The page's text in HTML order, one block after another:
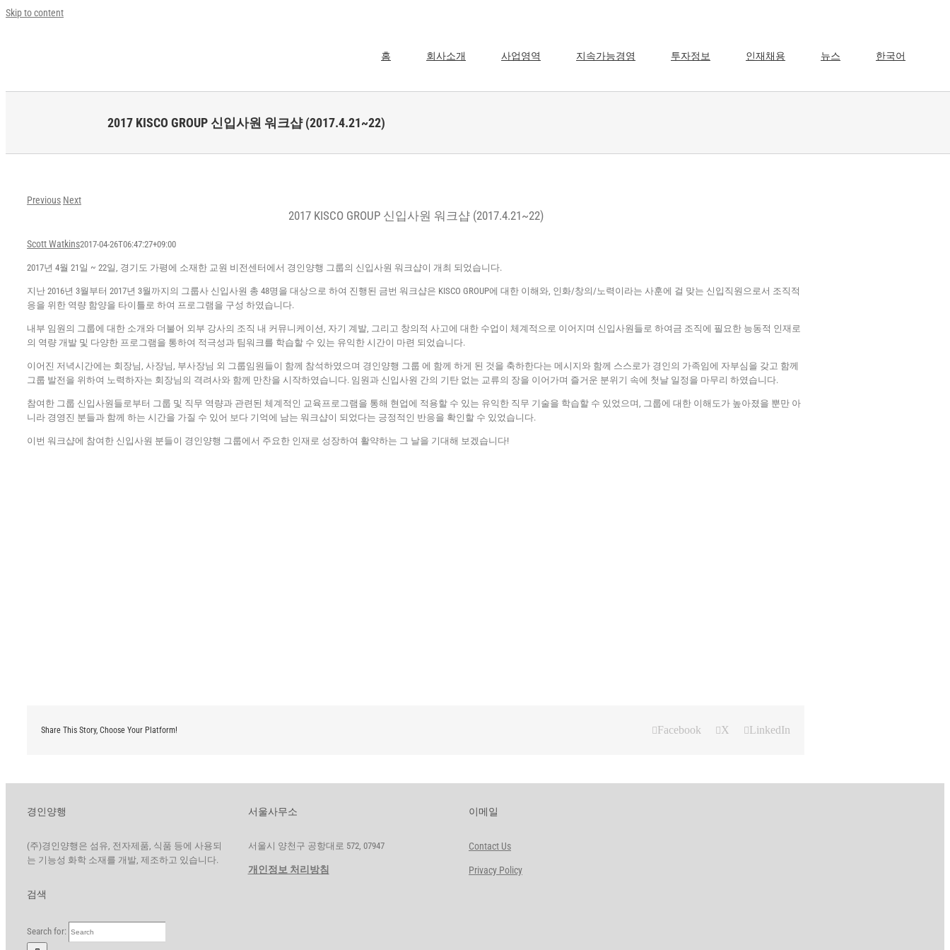
Skip to content
홈 회사소개 사업영역 지속가능경영 투자정보 인재채용 뉴스 한국어
2017 KISCO GROUP 신입사원 워크샵 (2017.4.21~22)
Previous Next
2017 KISCO GROUP 신입사원 워크샵 (2017.4.21~22)
Scott Watkins2017-04-26T06:47:27+09:00
2017년 4월 21일 ~ 22일, 경기도 가평에 소재한 교원 비전센터에서 경인양행 그룹의 신입사원 워크샵이 개최 되었습니다.
지난 2016년 3월부터 2017년 3월까지의 그룹사 신입사원 총 48명을 대상으로 하여 진행된 금번 워크샵은 KISCO GROUP에 대한 이해와, 인화/창의/노력이라는 사훈에 걸 맞는 신입직원으로서 조직적
응을 위한 역량 함양을 타이틀로 하여 프로그램을 구성 하였습니다.
내부 임원의 그룹에 대한 소개와 더불어 외부 강사의 조직 내 커뮤니케이션, 자기 계발, 그리고 창의적 사고에 대한 수업이 체계적으로 이어지며 신입사원들로 하여금 조직에 필요한 능동적 인재로
의 역량 개발 및 다양한 프로그램을 통하여 적극성과 팀워크를 학습할 수 있는 유익한 시간이 마련 되었습니다.
이어진 저녁시간에는 회장님, 사장님, 부사장님 외 그룹임원들이 함께 참석하였으며 경인양행 그룹 에 함께 하게 된 것을 축하한다는 메시지와 함께 스스로가 경인의 가족임에 자부심을 갖고 함께
그룹 발전을 위하여 노력하자는 회장님의 격려사와 함께 만찬을 시작하였습니다. 임원과 신입사원 간의 기탄 없는 교류의 장을 이어가며 즐거운 분위기 속에 첫날 일정을 마무리 하였습니다.
참여한 그룹 신입사원들로부터 그룹 및 직무 역량과 관련된 체계적인 교육프로그램을 통해 현업에 적용할 수 있는 유익한 직무 기술을 학습할 수 있었으며, 그룹에 대한 이해도가 높아졌을 뿐만 아
니라 경영진 분들과 함께 하는 시간을 가질 수 있어 보다 기억에 남는 워크샵이 되었다는 긍정적인 반응을 확인할 수 있었습니다.
이번 워크샵에 참여한 신입사원 분들이 경인양행 그룹에서 주요한 인재로 성장하여 활약하는 그 날을 기대해 보겠습니다!
Share This Story, Choose Your Platform! Facebook X LinkedIn
경인양행
(주)경인양행은 섬유, 전자제품, 식품 등에 사용되
는 기능성 화학 소재를 개발, 제조하고 있습니다.
서울사무소
서울시 양천구 공항대로 572, 07947
개인정보 처리방침
이메일
Contact Us
Privacy Policy
검색
Search for: